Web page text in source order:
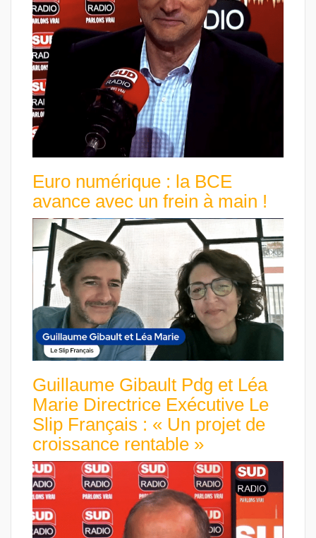
Euro numérique : la BCE
avance avec un frein à main !
Guillaume Gibault Pdg et Léa
Marie Directrice Exécutive Le
Slip Français : « Un projet de
croissance rentable »